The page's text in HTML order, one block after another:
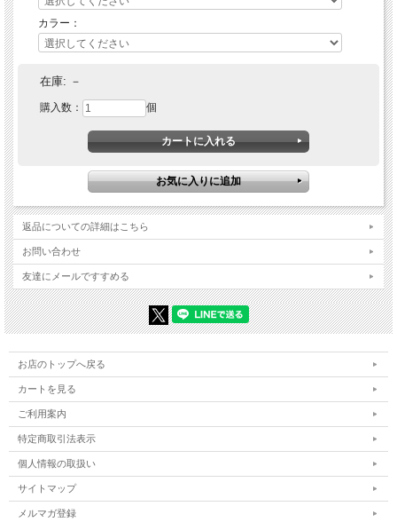
RADIALL ラディアル LOWLANE - REGULAR COLLARED SHI
RT S/S
カラー：
在庫: －
購入数： 個
返品についての詳細はこちら
お問い合わせ
友達にメールですすめる
お店のトップへ戻る
カートを見る
ご利用案内
特定商取引法表示
個人情報の取扱い
サイトマップ
メルマガ登録